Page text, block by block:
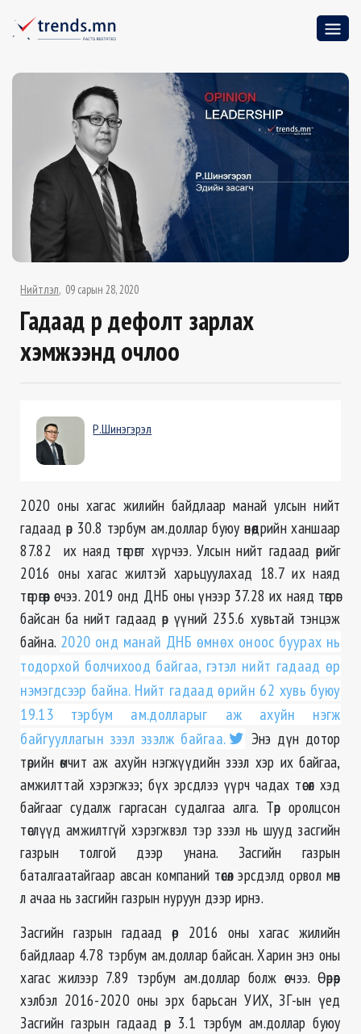
Нийтлэл 09 сарын 28, 2020
Гадаад өр дефолт зарлах
хэмжээнд очлоо
Р.Шинэгэрэл
2020 оны хагас жилийн байдлаар манай улсын нийт
гадаад өр 30.8 тэрбум ам.доллар буюу өнөөдрийн ханшаар
87.82 их наяд төгрөгт хүрчээ. Улсын нийт гадаад өрийг
2016 оны хагас жилтэй харьцуулахад 18.7 их наяд
төгрөгөөр өсчээ. 2019 онд ДНБ оны үнээр 37.28 их наяд төгрөг
байсан ба нийт гадаад өр үүний 235.6 хувьтай тэнцэж
байна. 2020 онд манай ДНБ өмнөх оноос буурах нь
тодорхой болчихоод байгаа, гэтэл нийт гадаад өр
нэмэгдсээр байна. Нийт гадаад өрийн 62 хувь буюу
19.13 тэрбум ам.долларыг аж ахуйн нэгж
байгууллагын зээл эзэлж байгаа.
Энэ дүн дотор
төрийн өмчит аж ахуйн нэгжүүдийн зээл хэр их байгаа,
амжилттай хэрэгжээ; бүх эрсдлээ үүрч чадах төсөл хэд
байгааг судалж гаргасан судалгаа алга. Төр оролцсон
төслүүд амжилтгүй хэрэгжвэл тэр зээл нь шууд засгийн
газрын толгой дээр унана. Засгийн газрын
баталгаатайгаар авсан компаний төсөл эрсдэлд орвол мөн
л ачаа нь засгийн газрын нуруун дээр ирнэ.
Засгийн газрын гадаад өр 2016 оны хагас жилийн
байдлаар 4.78 тэрбум ам.доллар байсан. Харин энэ оны
хагас жилээр 7.89 тэрбум ам.доллар болж өсчээ. Өөрөөр
хэлбэл 2016-2020 оны эрх барьсан УИХ, ЗГ-ын үед
Засгийн газрын гадаад өр 3.1 тэрбум ам.доллар буюу